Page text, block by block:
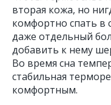
вторая кожа, но
комфортно спать в
даже отдельный
добавить к нему
Во время сна
стабильная
комфортным.